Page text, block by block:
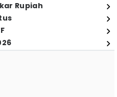
Rupiah